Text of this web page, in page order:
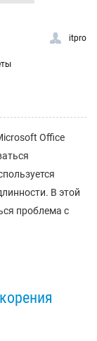
itpro
Office
В этой
проблема с